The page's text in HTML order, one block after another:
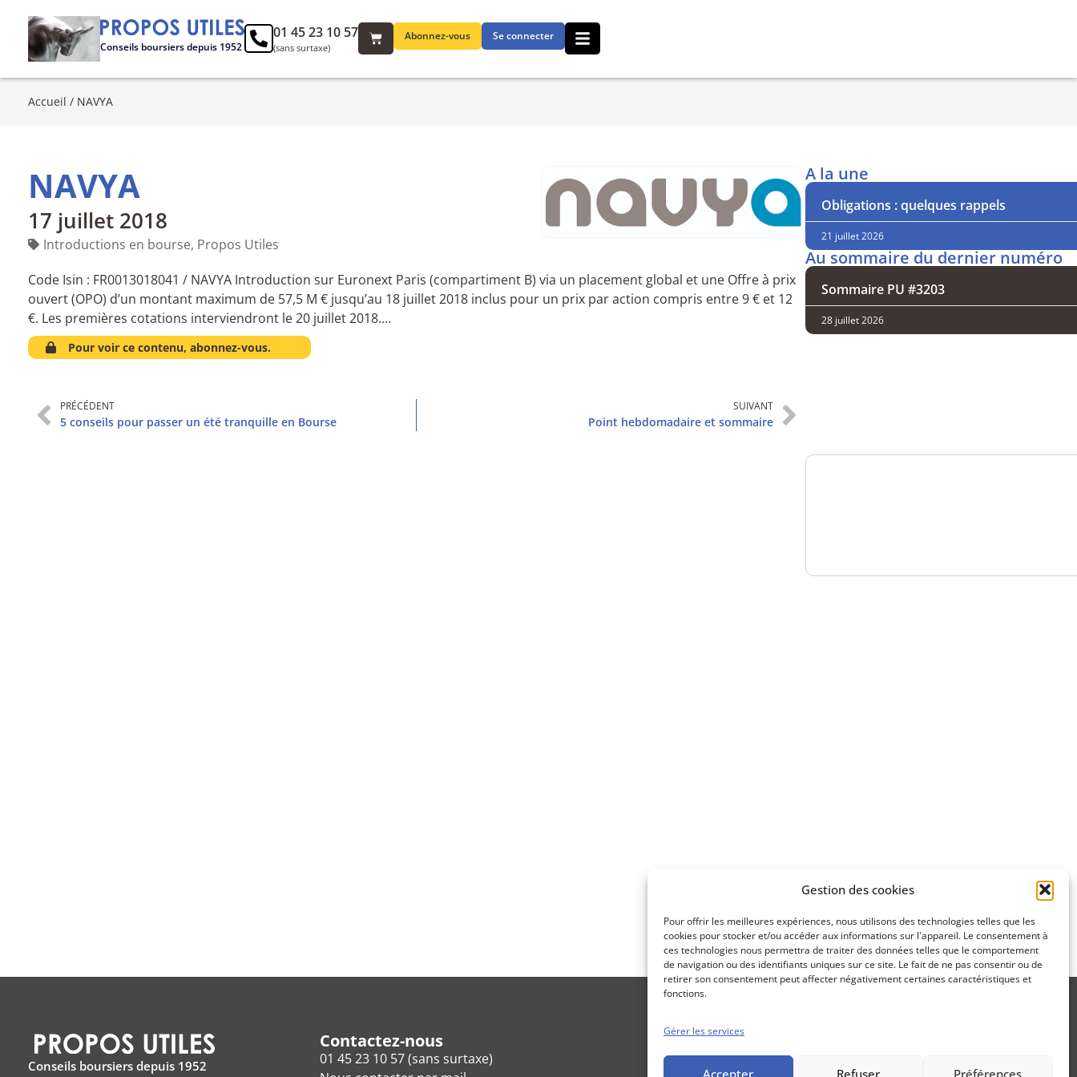
Gestion des cookies
Pour offrir les meilleures expériences, nous utilisons des technologies telles que les
cookies pour stocker et/ou accéder aux informations sur l'appareil. Le consentement à
ces technologies nous permettra de traiter des données telles que le comportement
de navigation ou des identifiants uniques sur ce site. Le fait de ne pas consentir ou de
retirer son consentement peut affecter négativement certaines caractéristiques et
fonctions.
Gérer les services
Accepter Refuser Préférences
Conseils boursiers depuis 1952
Abonnez-vous Se connecter
01 45 23 10 57
(sans surtaxe)
Accueil / NAVYA
NAVYA
17 juillet 2018
Introductions en bourse, Propos Utiles
Code Isin : FR0013018041 / NAVYA Introduction sur Euronext Paris (compartiment B) via un placement global et une Offre à prix
ouvert (OPO) d’un montant maximum de 57,5 M € jusqu’au 18 juillet 2018 inclus pour un prix par action compris entre 9 € et 12
€. Les premières cotations interviendront le 20 juillet 2018.…
Pour voir ce contenu, abonnez-vous.
PRÉCÉDENT
5 conseils pour passer un été tranquille en Bourse
SUIVANT
Point hebdomadaire et sommaire
A la une
Obligations : quelques rappels
21 juillet 2026
Au sommaire du dernier numéro
Sommaire PU #3203
28 juillet 2026
notre méthode d'investissement
Conseils boursiers depuis 1952
Contactez-nous
01 45 23 10 57 (sans surtaxe)
Propos Utiles est une publication